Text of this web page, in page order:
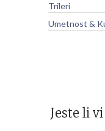
Trileri
Umetnost &
Jeste li